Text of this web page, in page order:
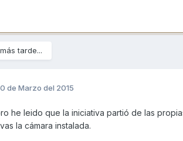
tarde...
de Marzo del 2015
he leido que la iniciativa partió de las
la cámara instalada.